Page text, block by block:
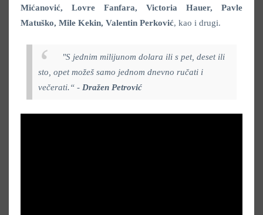
Mićanović, Lovre Fanfara, Victoria Hauer, Pavle
Matuško, Mile Kekin, Valentin Perković, kao i drugi.
"S jednim milijunom dolara ili s pet, deset ili
sto, opet možeš samo jednom dnevno ručati i
večerati.“ - Dražen Petrović